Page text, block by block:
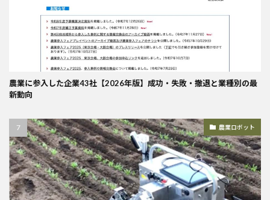
農業に参入した企業43社【2026年版】成功・失敗・撤退と業種別の最
新動向
農業ロボット